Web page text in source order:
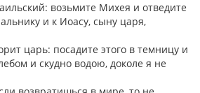
возьмите Михея и отведите
и к Иоасу, сыну царя,
царь: посадите этого в темницу и
и скудно водою, доколе я не